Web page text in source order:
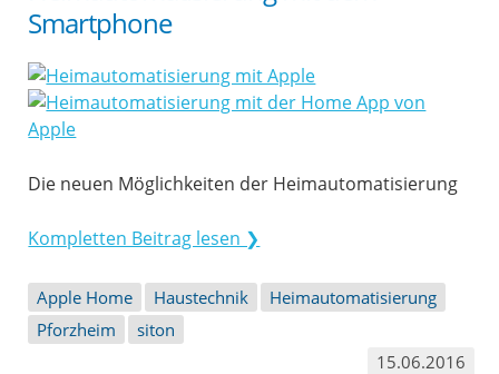
Smartphone
Die neuen Möglichkeiten der Heimautomatisierung
Kompletten Beitrag lesen ❯
Apple Home Haustechnik
Heimautomatisierung
Pforzheim
siton
15.06.2016